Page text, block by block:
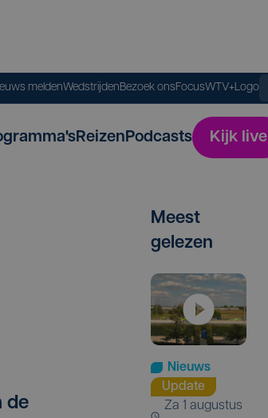
meldenWedstrijdenBezoek onsFocusWTV+Logo
ReizenPodcasts Kijk live
de
Meest
gelezen
Nieuws
Update
za 1 augustus